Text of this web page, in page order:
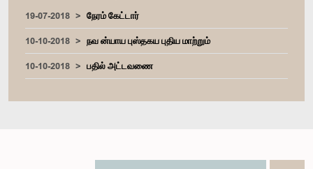
19-07-2018
நேரம் கேட்டார்
10-10-2018
நவ ன்யாய புஸ்தகய புதிய மாற்றும்
10-10-2018
பதில் அட்டவணை